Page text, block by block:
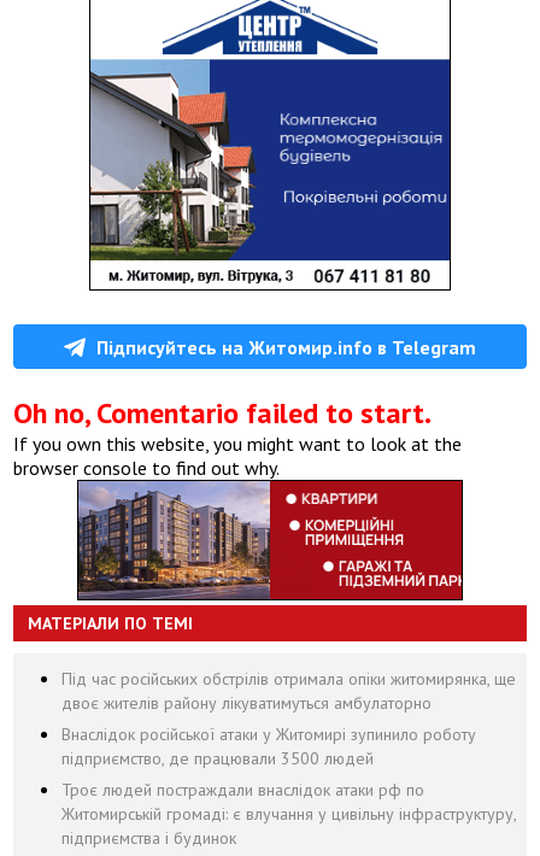
Підписуйтесь на Житомир.info в Telegram
Oh no, Comentario failed to start.
If you own this website, you might want to look at the
browser console to find out why.
МАТЕРІАЛИ ПО ТЕМІ
Під час російських обстрілів отримала опіки житомирянка, ще
двоє жителів району лікуватимуться амбулаторно
Внаслідок російської атаки у Житомирі зупинило роботу
підприємство, де працювали 3500 людей
Троє людей постраждали внаслідок атаки рф по
Житомирській громаді: є влучання у цивільну інфраструктуру,
підприємства і будинок